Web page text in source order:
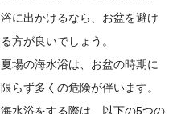
浴に出かけるなら、お盆を避け
る方が良いでしょう。
夏場の海水浴は、お盆の時期に
限らず多くの危険が伴います。
海水浴をする際は、以下の5つの